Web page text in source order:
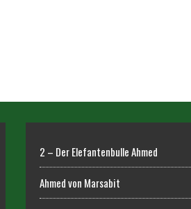
2 – Der Elefantenbulle Ahmed
Ahmed von Marsabit